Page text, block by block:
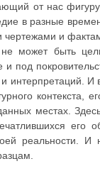
от нас
в разные
и
может быть
под
интерпретаций.
местах.
его
реальности. И